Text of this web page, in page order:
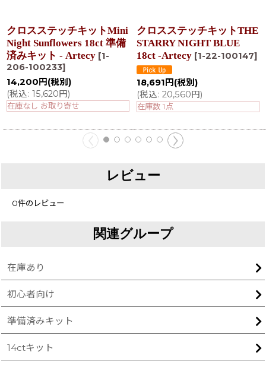
クロスステッチキットMini
Night Sunflowers 18ct 準備
済みキット - Artecy [1-
206-100233]
14,200 円 (税別)
(税込: 15,620円)
在庫なし お取り寄せ
クロスステッチキットTHE
STARRY NIGHT BLUE
18ct -Artecy [1-22-100147]
18,691 円 (税別)
(税込: 20,560円)
在庫数 1点
レビュー
0件のレビュー
関連グループ
在庫あり
初心者向け
準備済みキット
14ctキット